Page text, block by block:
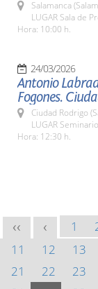
Salamanca
LUGAR Sala de
Hora: 10:00 h.
24/03/2026
Antonio
Fogones.
Ciudad Rodrigo
LUGAR
Hora: 12:30 h.
<< < 1
11
12 13
21
22 23